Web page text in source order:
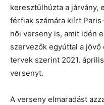
keresztülhúzta a járvány,
férfiak számára kiírt
női verseny is, amit idén
szervezők egyúttal a
tervek szerint 2021.
versenyt.
A verseny elmaradást